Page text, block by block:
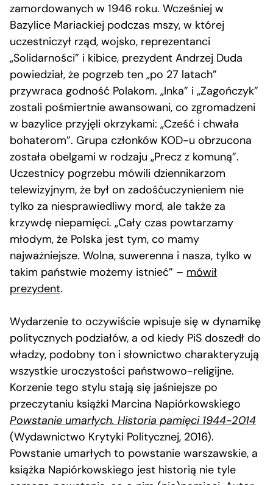
zamordowanych w 1946 roku. Wcześniej w
Bazylice Mariackiej podczas mszy, w której
uczestniczył rząd, wojsko, reprezentanci
„Solidarności” i kibice, prezydent Andrzej Duda
powiedział, że pogrzeb ten „po 27 latach”
przywraca godność Polakom. „Inka” i „Zagończyk”
zostali pośmiertnie awansowani, co zgromadzeni
w bazylice przyjęli okrzykami: „Cześć i chwała
bohaterom”. Grupa członków KOD-u obrzucona
została obelgami w rodzaju „Precz z komuną”.
Uczestnicy pogrzebu mówili dziennikarzom
telewizyjnym, że był on zadośćuczynieniem nie
tylko za niesprawiedliwy mord, ale także za
krzywdę niepamięci. „Cały czas powtarzamy
młodym, że Polska jest tym, co mamy
najważniejsze. Wolna, suwerenna i nasza, tylko w
takim państwie możemy istnieć” – mówił
prezydent.
Wydarzenie to oczywiście wpisuje się w dynamikę
politycznych podziałów, a od kiedy PiS doszedł do
władzy, podobny ton i słownictwo charakteryzują
wszystkie uroczystości państwowo-religijne.
Korzenie tego stylu stają się jaśniejsze po
przeczytaniu książki Marcina Napiórkowskiego
Powstanie umarłych. Historia pamięci 1944-2014
(Wydawnictwo Krytyki Politycznej, 2016).
Powstanie umarłych to powstanie warszawskie, a
książka Napiórkowskiego jest historią nie tyle